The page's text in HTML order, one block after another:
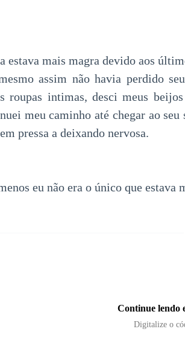
estava mais magra devido aos
assim não havia perdido
roupas intimas, desci meus
meu caminho até chegar ao
pressa a deixando nervosa.
eu não era o único que estava
Continue lendo
Digitalize o